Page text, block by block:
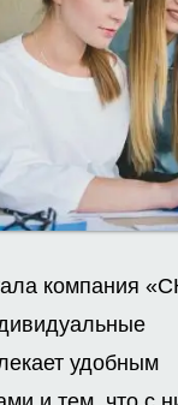
компания
удобным